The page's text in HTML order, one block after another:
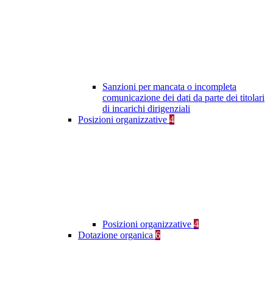
Sanzioni per mancata o incompleta
comunicazione dei dati da parte dei titolari
di incarichi dirigenziali
Posizioni organizzative 4
Posizioni organizzative 4
Dotazione organica 6